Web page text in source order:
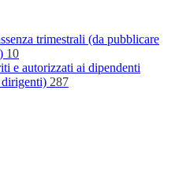
trimestrali (da pubblicare
10
e autorizzati ai dipendenti
287